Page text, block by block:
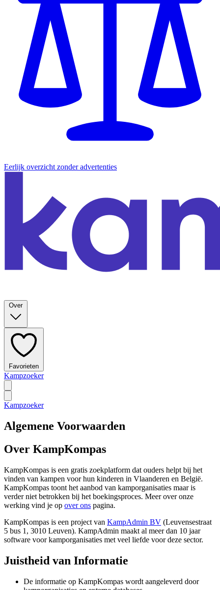
Eerlijk overzicht zonder advertenties
Over
Favorieten
Kampzoeker
Kampzoeker
Algemene Voorwaarden
Over KampKompas
KampKompas is een gratis zoekplatform dat ouders helpt bij het
vinden van kampen voor hun kinderen in Vlaanderen en België.
KampKompas toont het aanbod van kamporganisaties maar is
verder niet betrokken bij het boekingsproces. Meer over onze
werking vind je op over ons pagina.
KampKompas is een project van KampAdmin BV (Leuvensestraat
5 bus 1, 3010 Leuven). KampAdmin maakt al meer dan 10 jaar
software voor kamporganisaties met veel liefde voor deze sector.
Juistheid van Informatie
De informatie op KampKompas wordt aangeleverd door